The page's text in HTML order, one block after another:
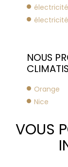
NOUS
Orange
Nice
VOUS